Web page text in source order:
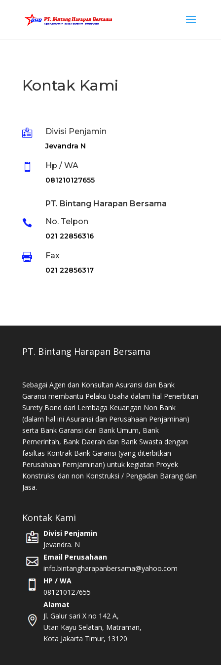
Kontak Kami
 Divisi Penjamin
Jevandra N
 Hp / WA
081210127655
PT. Bintang Harapan Bersama
 No. Telpon
021 22856316
 Fax
021 22856317
PT. Bintang Harapan Bersama
Sebagai Agen dan Konsultan Asuransi dan Bank
Garansi membantu Pelaku Usaha dalam hal Penerbitan
Surety Bond dari Lembaga Keuangan Non Bank
(dalam hal ini Asuransi dan Perusahaan Penjaminan)
serta Bank Garansi dari Bank Umum, Bank
Pemerintah, Bank Daerah dan Bank Swasta dengan
fasiltas Kontrak Bank Garansi (yang diterbitkan
Perusahaan Pemjaminan) untuk kegiatan Proyek
Konstruksi dan non Konstruksi / Pengadan Barang dan
Jasa.
Kontak Kami
Divisi Penjamin
Jevandra. N
Email Perusahaan
info.bintangharapanbersama@yahoo.com
HP / WA
081210127655
Alamat
Jl. Galur sari X no 142 A,
Utan Kayu Selatan, Matraman,
Kota Jakarta Timur, 13120